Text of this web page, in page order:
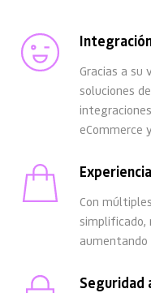
Gracias a su
soluciones
eCommerce
Con
simplificado,
aumentando
Seguridad